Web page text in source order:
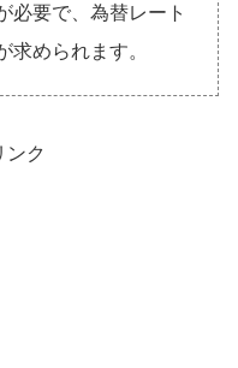
必要で、為替レート
求められます。
ンク